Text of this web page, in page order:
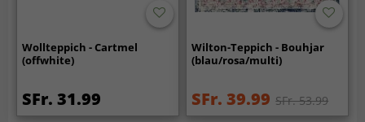
Wollteppich - Cartmel
(offwhite)
SFr. 31.99
Wilton-Teppich - Bouhjar
(blau/rosa/multi)
SFr. 39.99 SFr. 53.99